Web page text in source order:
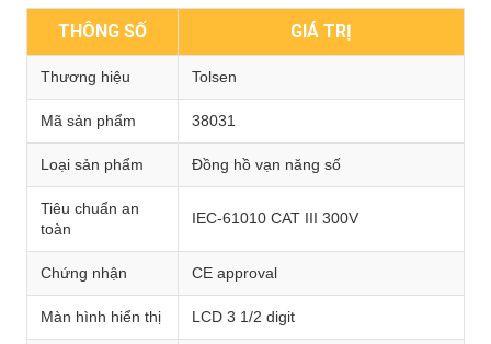
THÔNG SỐ GIÁ TRỊ
Thương hiệu Tolsen
Mã sản phẩm 38031
Loại sản phẩm Đồng hồ vạn năng số
Tiêu chuẩn an
toàn
IEC-61010 CAT III 300V
Chứng nhận CE approval
Màn hình hiển thị LCD 3 1/2 digit